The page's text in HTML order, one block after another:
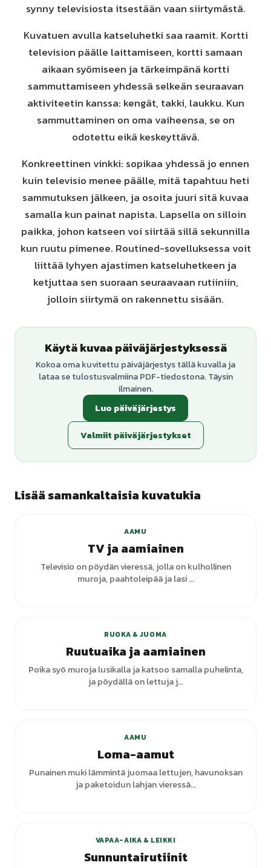
synny televisiosta itsestään vaan siirtymästä.
Kuvatuen avulla katseluhetki saa raamit. Kortti
television päälle laittamiseen, kortti samaan
aikaan syömiseen ja tärkeimpänä kortti
sammuttamiseen yhdessä selkeän seuraavan
aktiviteetin kanssa: kengät, takki, laukku. Kun
sammuttaminen on oma vaiheensa, se on
odotettu eikä keskeyttävä.
Konkreettinen vinkki: sopikaa yhdessä jo ennen
kuin televisio menee päälle, mitä tapahtuu heti
sammutuksen jälkeen, ja osoita juuri sitä kuvaa
samalla kun painat napista. Lapsella on silloin
paikka, johon katseen voi siirtää sillä sekunnilla
kun ruutu pimenee. Routined-sovelluksessa voit
liittää lyhyen ajastimen katseluhetkeen ja
ketjuttaa sen suoraan seuraavaan rutiiniin,
jolloin siirtymä on rakennettu sisään.
Käytä kuvaa päiväjärjestyksessä
Kokoa oma kuvitettu päiväjärjestys tällä kuvalla ja
lataa se tulostusvalmiina PDF-tiedostona. Täysin
ilmainen.
Luo päiväjärjestys
Valmiit päiväjärjestykset
Lisää samankaltaisia kuvatukia
AAMU
TV ja aamiainen
Televisio on pöydän vieressä, jolla on kulhollinen
muroja, paahtoleipää ja lasi ...
RUOKA & JUOMA
Ruutuaika ja aamiainen
Poika syö muroja lusikalla ja katsoo samalla puhelinta,
ja pöydällä on lettuja j...
AAMU
Loma-aamut
Punainen muki lämmintä juomaa lettujen, havunoksan
ja paketoidun lahjan vieressä...
VAPAA-AIKA & LEIKKI
Sunnuntairutiinit